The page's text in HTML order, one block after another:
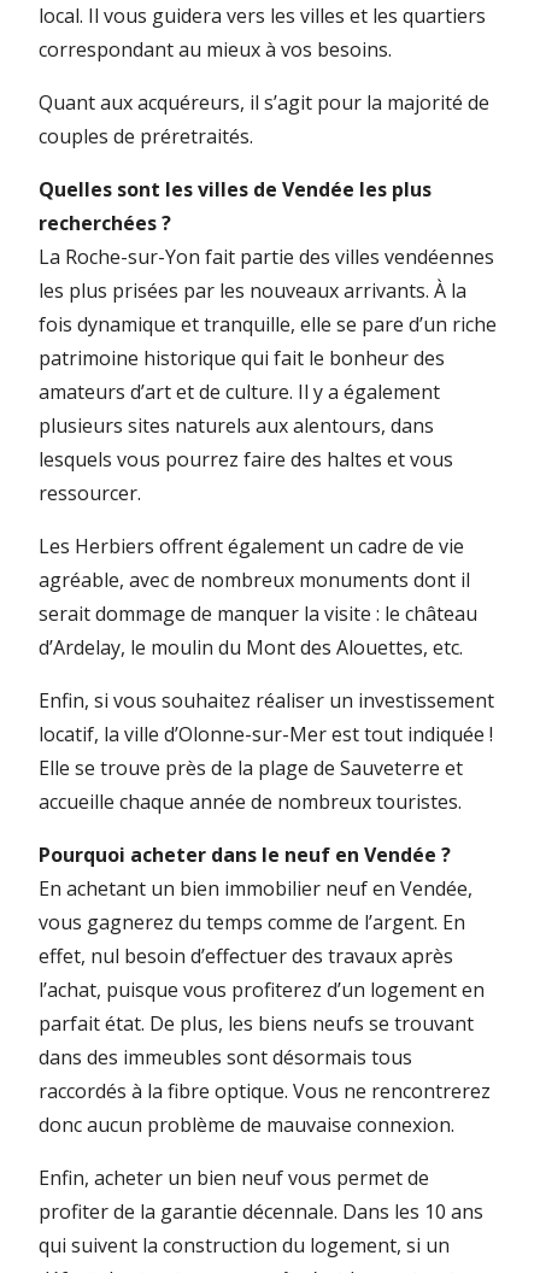
local. Il vous guidera vers les villes et les quartiers
correspondant au mieux à vos besoins.
Quant aux acquéreurs, il s’agit pour la majorité de
couples de préretraités.
Quelles sont les villes de Vendée les plus
recherchées ?
La Roche-sur-Yon fait partie des villes vendéennes
les plus prisées par les nouveaux arrivants. À la
fois dynamique et tranquille, elle se pare d’un riche
patrimoine historique qui fait le bonheur des
amateurs d’art et de culture. Il y a également
plusieurs sites naturels aux alentours, dans
lesquels vous pourrez faire des haltes et vous
ressourcer.
Les Herbiers offrent également un cadre de vie
agréable, avec de nombreux monuments dont il
serait dommage de manquer la visite : le château
d’Ardelay, le moulin du Mont des Alouettes, etc.
Enfin, si vous souhaitez réaliser un investissement
locatif, la ville d’Olonne-sur-Mer est tout indiquée !
Elle se trouve près de la plage de Sauveterre et
accueille chaque année de nombreux touristes.
Pourquoi acheter dans le neuf en Vendée ?
En achetant un bien immobilier neuf en Vendée,
vous gagnerez du temps comme de l’argent. En
effet, nul besoin d’effectuer des travaux après
l’achat, puisque vous profiterez d’un logement en
parfait état. De plus, les biens neufs se trouvant
dans des immeubles sont désormais tous
raccordés à la fibre optique. Vous ne rencontrerez
donc aucun problème de mauvaise connexion.
Enfin, acheter un bien neuf vous permet de
profiter de la garantie décennale. Dans les 10 ans
qui suivent la construction du logement, si un